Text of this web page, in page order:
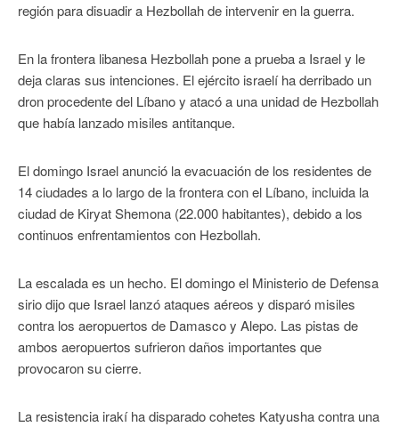
región para disuadir a Hezbollah de intervenir en la guerra.
En la frontera libanesa Hezbollah pone a prueba a Israel y le
deja claras sus intenciones. El ejército israelí ha derribado un
dron procedente del Líbano y atacó a una unidad de Hezbollah
que había lanzado misiles antitanque.
El domingo Israel anunció la evacuación de los residentes de
14 ciudades a lo largo de la frontera con el Líbano, incluida la
ciudad de Kiryat Shemona (22.000 habitantes), debido a los
continuos enfrentamientos con Hezbollah.
La escalada es un hecho. El domingo el Ministerio de Defensa
sirio dijo que Israel lanzó ataques aéreos y disparó misiles
contra los aeropuertos de Damasco y Alepo. Las pistas de
ambos aeropuertos sufrieron daños importantes que
provocaron su cierre.
La resistencia irakí ha disparado cohetes Katyusha contra una